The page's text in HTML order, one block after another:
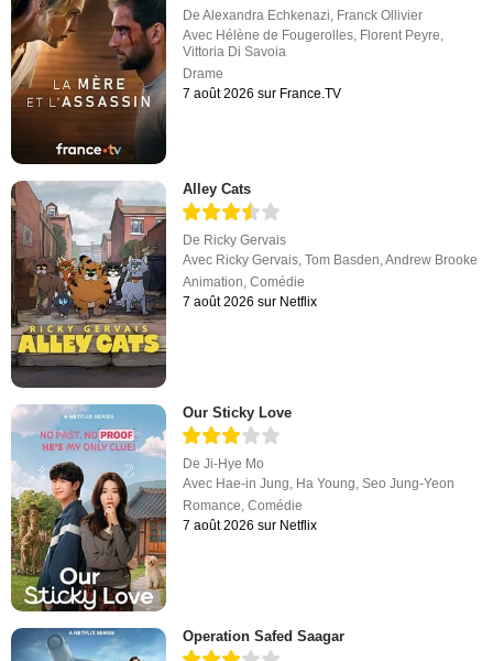
DeAlexandra Echkenazi, Franck Ollivier
Avec Hélène de Fougerolles, Florent Peyre,
Vittoria Di Savoia
Drame
7 août 2026 sur France.TV
Alley Cats
De Ricky Gervais
Avec Ricky Gervais ,Tom Basden ,Andrew Brooke
Animation ,Comédie
7 août 2026 sur Netflix
Our Sticky Love
DeJi-Hye Mo
Avec Hae-in Jung, Ha Young,Seo Jung-Yeon
Romance,Comédie
7 août 2026 sur Netflix
Operation Safed Saagar